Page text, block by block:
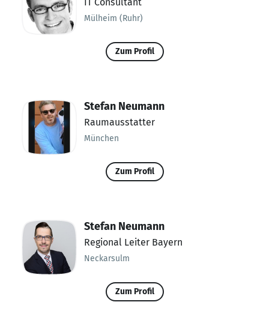
Mülheim (Ruhr)
Zum Profil
Stefan Neumann
Raumausstatter
München
Zum Profil
Stefan Neumann
Regional Leiter Bayern
Neckarsulm
Zum Profil